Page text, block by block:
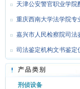
证设天津公安警官职业学院
枪支重庆西南大学法学院专
购 嘉兴市人民检察院司法
设备司法鉴定机构文书鉴定
达标
产品类别
刑侦设备